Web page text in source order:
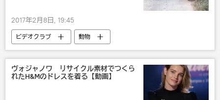
2017年2月8日, 19:45
ビデオクラブ 動物
ヴォジャノワ リサイクル素材でつくら
れたH&Mのドレスを着る【動画】